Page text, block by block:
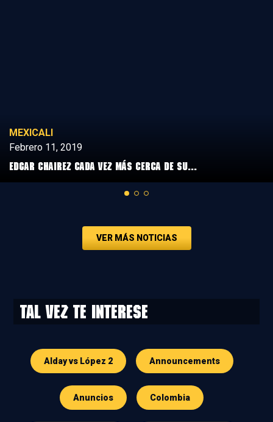
MEXICALI
Febrero 11, 2019
Edgar Chairez cada vez más cerca de su...
VER MÁS NOTICIAS
Tal vez te interese
Alday vs López 2 Announcements
Anuncios Colombia